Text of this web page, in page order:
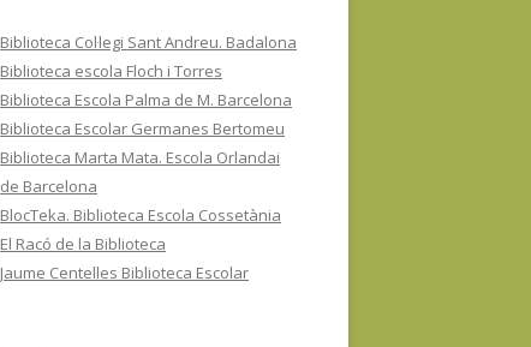
Biblioteca Col·legi Sant Andreu. Badalona
Biblioteca escola Floch i Torres
Biblioteca Escola Palma de M. Barcelona
Biblioteca Escolar Germanes Bertomeu
Biblioteca Marta Mata. Escola Orlandai
de Barcelona
BlocTeka. Biblioteca Escola Cossetània
El Racó de la Biblioteca
Jaume Centelles Biblioteca Escolar